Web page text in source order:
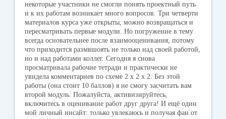
некоторые участники не смогли понять проектный путь
и к их работам возникает много вопросов. Три четверти
материалов курса уже открыты, можно возвращаться и
пересматривать первые модули. Но погружение в тему
всегда основательнее после взаимооценивания, потому
что приходится размвшоять не только над своей работой,
но и над работами коллег. Сегодня я снова
просматривала рабочие тетради и практически не
увидела комментариев по схеме 2 х 2 х 2. Без этой
работы (она стоит 10 баллов) я не смогу засчитать вам
второй модуль. Пожалуйста, активизируйтесь,
включитесь в оценивание работ друг друга! И ещё один
мой личный инсайт: только увлекаюсь и получая фан от